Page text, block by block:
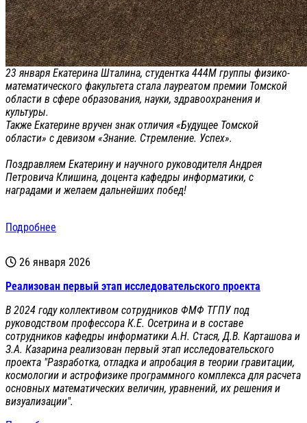
23 января Екатерина Шталина, студентка 444М группы физико-
математического факультета стала лауреатом премии Томской
области в сфере образования, науки, здравоохранения и
культуры.
Также Екатерине вручен знак отличия «Будущее Томской
области» с девизом «Знание. Стремление. Успех».
Поздравляем Екатерину и научного руководителя Андрея
Петровича Клишина, доцента кафедры информатики, с
наградами и желаем дальнейших побед!
Подробнее
26 января 2026
Реализован первый этап исследовательского проекта
В 2024 году коллективом сотрудников ФМФ ТГПУ под
руководством профессора К.Е. Осетрина и в составе
сотрудников кафедры информатики А.Н. Стася, Д.В. Карташова и
З.А. Казарина реализован первый этап исследовательского
проекта "Разработка, отладка и апробация в теории гравитации,
космологии и астрофизике программного комплекса для расчета
основных математических величин, уравнений, их решения и
визуализации".